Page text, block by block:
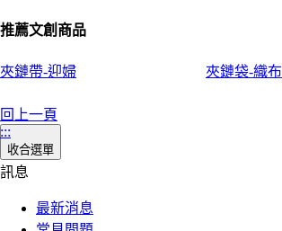
推薦文創商品
夾鏈帶-迎婦 夾鏈袋-織布
回上一頁
:::
收合選單
訊息
最新消息